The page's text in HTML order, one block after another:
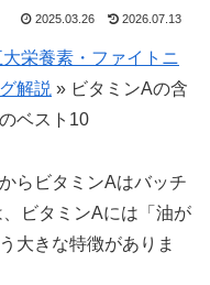
2025.03.26 2026.07.13
栄養素・ファイトニ
解説 » ビタミンAの含
ベスト10
らビタミンAはバッチ
ビタミンAには「油が
大きな特徴がありま